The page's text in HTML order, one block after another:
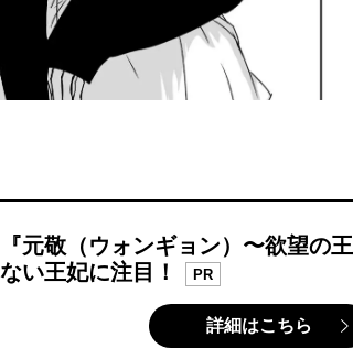
元敬（ウォンギョン）〜欲望の王
い王妃に注目！
PR
詳細はこちら